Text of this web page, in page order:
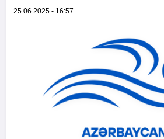
25.06.2025 - 16:57